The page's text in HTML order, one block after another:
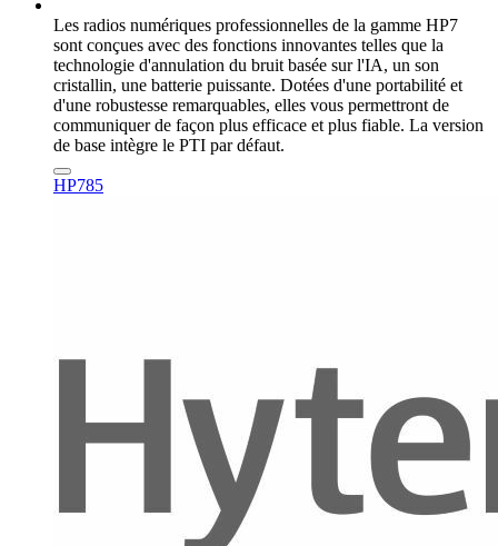
Les radios numériques professionnelles de la gamme HP7
sont conçues avec des fonctions innovantes telles que la
technologie d'annulation du bruit basée sur l'IA, un son
cristallin, une batterie puissante. Dotées d'une portabilité et
d'une robustesse remarquables, elles vous permettront de
communiquer de façon plus efficace et plus fiable. La version
de base intègre le PTI par défaut.
HP785